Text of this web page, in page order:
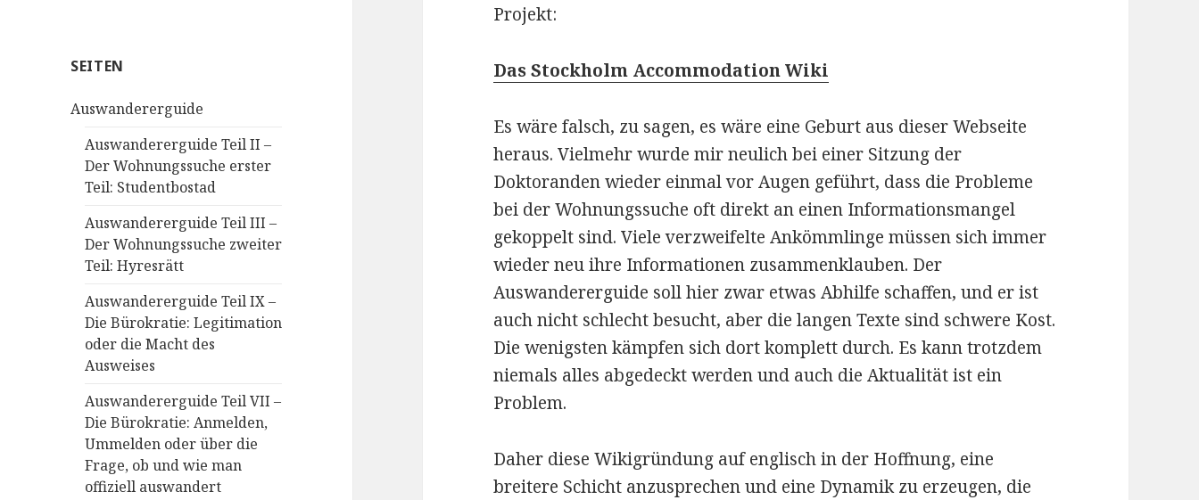
SEITEN
Auswandererguide
Auswandererguide Teil II –
Der Wohnungssuche erster
Teil: Studentbostad
Auswandererguide Teil III –
Der Wohnungssuche zweiter
Teil: Hyresrätt
Auswandererguide Teil IX –
Die Bürokratie: Legitimation
oder die Macht des
Ausweises
Auswandererguide Teil VII –
Die Bürokratie: Anmelden,
Ummelden oder über die
Frage, ob und wie man
offiziell auswandert
Projekt:
Das Stockholm Accommodation Wiki
Es wäre falsch, zu sagen, es wäre eine Geburt aus dieser Webseite
heraus. Vielmehr wurde mir neulich bei einer Sitzung der
Doktoranden wieder einmal vor Augen geführt, dass die Probleme
bei der Wohnungssuche oft direkt an einen Informationsmangel
gekoppelt sind. Viele verzweifelte Ankömmlinge müssen sich immer
wieder neu ihre Informationen zusammenklauben. Der
Auswandererguide soll hier zwar etwas Abhilfe schaffen, und er ist
auch nicht schlecht besucht, aber die langen Texte sind schwere Kost.
Die wenigsten kämpfen sich dort komplett durch. Es kann trotzdem
niemals alles abgedeckt werden und auch die Aktualität ist ein
Problem.
Daher diese Wikigründung auf englisch in der Hoffnung, eine
breitere Schicht anzusprechen und eine Dynamik zu erzeugen, die